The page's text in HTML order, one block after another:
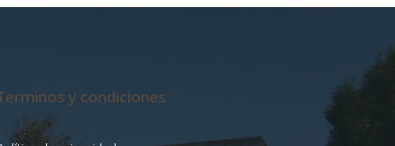
y condiciones